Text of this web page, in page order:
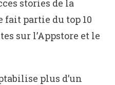
stories de la
fait partie du top 10
sur l’Appstore et le
plus d’un